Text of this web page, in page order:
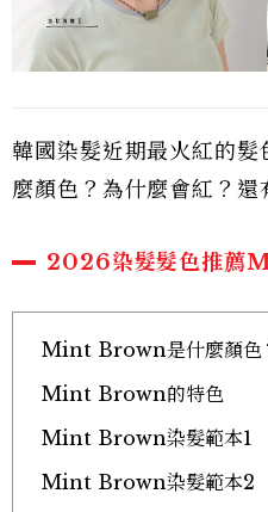
韓國染髮近期最火紅的
麼顏色？為什麼會紅？還
2026染髮髮色推
Mint Brown是什麼顏色
Mint Brown的特色
Mint Brown染髮範本1
Mint Brown染髮範本2